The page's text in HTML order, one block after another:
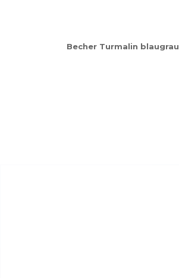
Becher Turmalin blaugrau